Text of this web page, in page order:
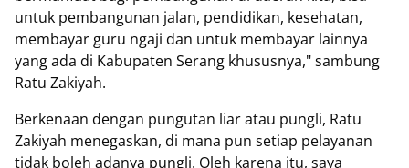
untuk pembangunan jalan, pendidikan, kesehatan,
membayar guru ngaji dan untuk membayar lainnya
yang ada di Kabupaten Serang khususnya," sambung
Ratu Zakiyah.
Berkenaan dengan pungutan liar atau pungli, Ratu
Zakiyah menegaskan, di mana pun setiap pelayanan
tidak boleh adanya pungli. Oleh karena itu, saya